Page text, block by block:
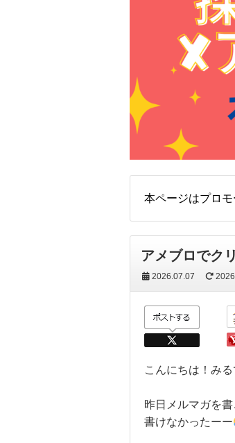
本ページはプロ
アメブロでク
2026.07.07
こんにちは！みる
昨日メルマガを
書けなかったーー